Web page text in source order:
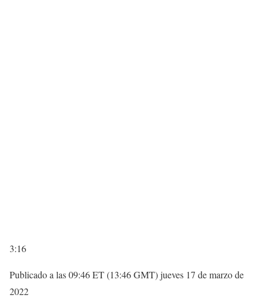
3:16
Publicado a las 09:46 ET (13:46 GMT) jueves 17 de marzo de
2022